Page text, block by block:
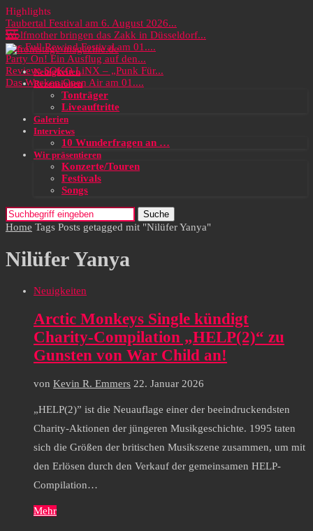
Highlights
Taubertal Festival am 6. August 2026...
Wolfmother bringen das Zakk in Düsseldorf...
Das Full Rewind Festival am 01....
Party On! Ein Ausflug auf den...
Review: SOKO LiNX – „Punk Für...
Das Wacken Open Air am 01....
Neuigkeiten
Rezensionen
Tonträger
Liveauftritte
Galerien
Interviews
10 Wunderfragen an …
Wir präsentieren
Konzerte/Touren
Festivals
Songs
Suche
Home Tags Posts getagged mit "Nilüfer Yanya"
Nilüfer Yanya
Neuigkeiten
Arctic Monkeys Single kündigt
Charity-Compilation „HELP(2)“ zu
Gunsten von War Child an!
von Kevin R. Emmers 22. Januar 2026
„HELP(2)” ist die Neuauflage einer der beeindruckendsten
Charity-Aktionen der jüngeren Musikgeschichte. 1995 taten
sich die Größen der britischen Musikszene zusammen, um mit
den Erlösen durch den Verkauf der gemeinsamen HELP-
Compilation…
Mehr